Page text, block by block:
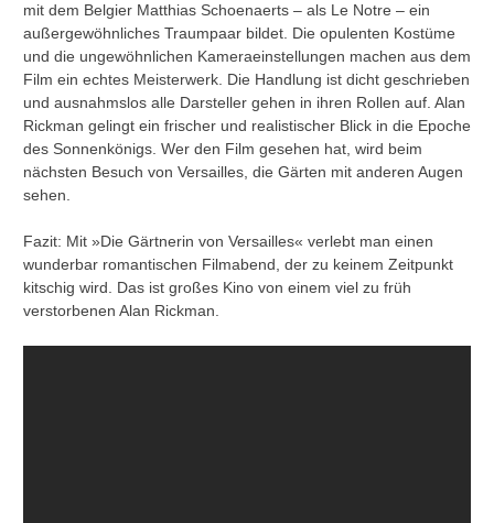
mit dem Belgier Matthias Schoenaerts – als Le Notre – ein
außergewöhnliches Traumpaar bildet. Die opulenten Kostüme
und die ungewöhnlichen Kameraeinstellungen machen aus dem
Film ein echtes Meisterwerk. Die Handlung ist dicht geschrieben
und ausnahmslos alle Darsteller gehen in ihren Rollen auf. Alan
Rickman gelingt ein frischer und realistischer Blick in die Epoche
des Sonnenkönigs. Wer den Film gesehen hat, wird beim
nächsten Besuch von Versailles, die Gärten mit anderen Augen
sehen.
Fazit: Mit »Die Gärtnerin von Versailles« verlebt man einen
wunderbar romantischen Filmabend, der zu keinem Zeitpunkt
kitschig wird. Das ist großes Kino von einem viel zu früh
verstorbenen Alan Rickman.